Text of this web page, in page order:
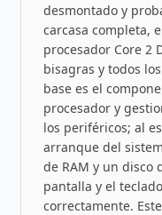
desmontado y
carcasa completa,
procesador Core 2
bisagras y todos
base es el
procesador y
los periféricos; al
arranque del
de RAM y un disco
pantalla y el
correctamente.